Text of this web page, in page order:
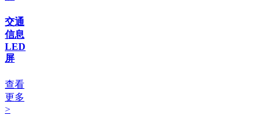
交通
信息
LED
屏
查看
更多
>